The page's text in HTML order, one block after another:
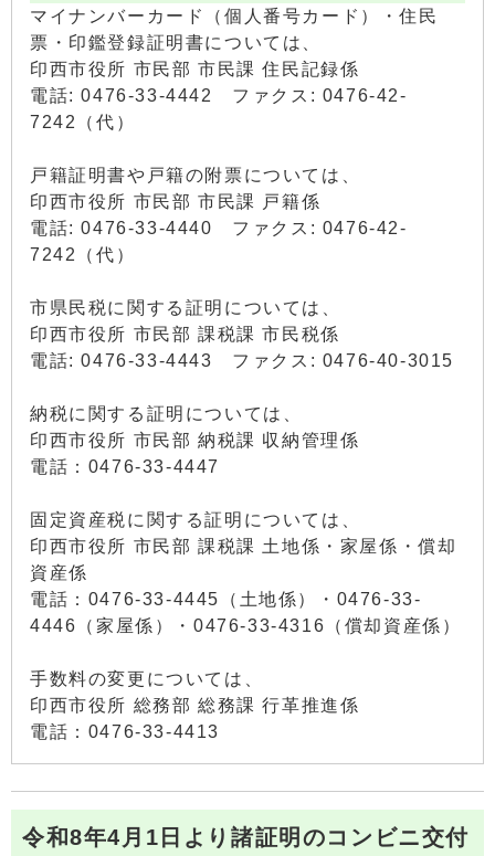
マイナンバーカード（個人番号カード）・住民
票・印鑑登録証明書については、
印西市役所 市民部 市民課 住民記録係
電話: 0476-33-4442 ファクス: 0476-42-
7242（代）
戸籍証明書や戸籍の附票については、
印西市役所 市民部 市民課 戸籍係
電話: 0476-33-4440 ファクス: 0476-42-
7242（代）
市県民税に関する証明については、
印西市役所 市民部 課税課 市民税係
電話: 0476-33-4443 ファクス: 0476-40-3015
納税に関する証明については、
印西市役所 市民部 納税課 収納管理係
電話：0476-33-4447
固定資産税に関する証明については、
印西市役所 市民部 課税課 土地係・家屋係・償却
資産係
電話：0476-33-4445（土地係）・0476-33-
4446（家屋係）・0476-33-4316（償却資産係）
手数料の変更については、
印西市役所 総務部 総務課 行革推進係
電話：0476-33-4413
令和8年4月1日より諸証明のコンビニ交付